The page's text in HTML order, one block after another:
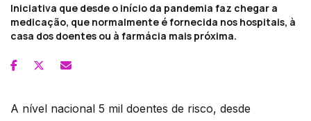
Iniciativa que desde o início da pandemia faz chegar a
medicação, que normalmente é fornecida nos hospitais, à
casa dos doentes ou à farmácia mais próxima.
A nível nacional 5 mil doentes de risco, desde